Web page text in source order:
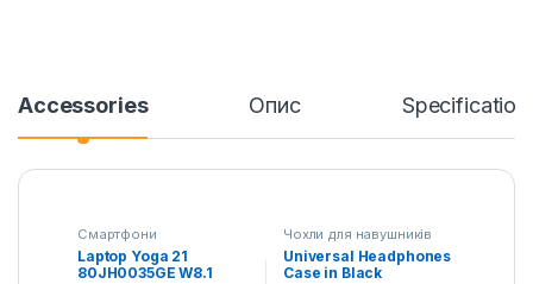
Accessories Опис Specification
Смартфони
Laptop Yoga 21
80JH0035GE W8.1
Чохли для навушників
Universal Headphones
Case in Black